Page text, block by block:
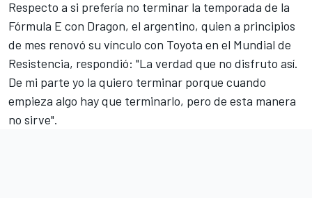
Respecto a si prefería no terminar la temporada de la
Fórmula E con Dragon, el argentino, quien a principios
de mes renovó su vínculo con Toyota en el Mundial de
Resistencia, respondió: "La verdad que no disfruto así.
De mi parte yo la quiero terminar porque cuando
empieza algo hay que terminarlo, pero de esta manera
no sirve".